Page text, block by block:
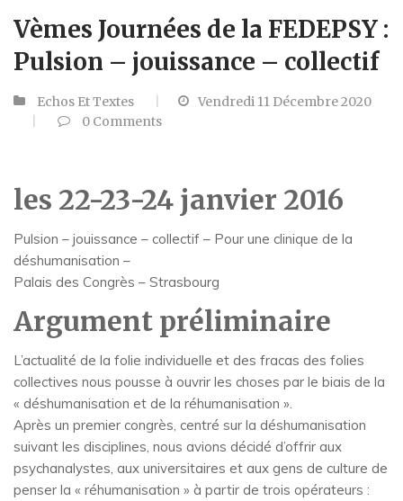
Vèmes Journées de la FEDEPSY :
Pulsion – jouissance – collectif
Echos Et Textes
Vendredi 11 Décembre 2020
0 Comments
les 22-23-24 janvier 2016
Pulsion – jouissance – collectif – Pour une clinique de la
déshumanisation –
Palais des Congrès – Strasbourg
Argument préliminaire
L’actualité de la folie individuelle et des fracas des folies
collectives nous pousse à ouvrir les choses par le biais de la
« déshumanisation et de la réhumanisation ».
Après un premier congrès, centré sur la déshumanisation
suivant les disciplines, nous avions décidé d’offrir aux
psychanalystes, aux universitaires et aux gens de culture de
penser la « réhumanisation » à partir de trois opérateurs :